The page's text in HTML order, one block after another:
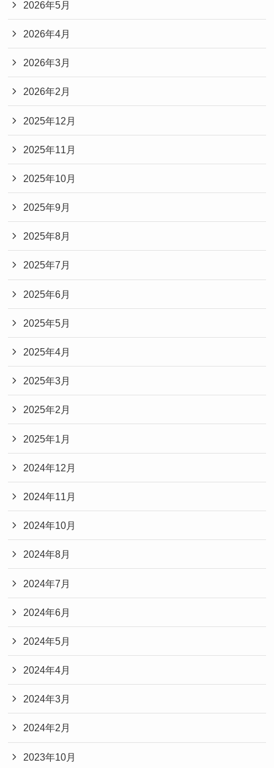
2026年5月
2026年4月
2026年3月
2026年2月
2025年12月
2025年11月
2025年10月
2025年9月
2025年8月
2025年7月
2025年6月
2025年5月
2025年4月
2025年3月
2025年2月
2025年1月
2024年12月
2024年11月
2024年10月
2024年8月
2024年7月
2024年6月
2024年5月
2024年4月
2024年3月
2024年2月
2023年10月